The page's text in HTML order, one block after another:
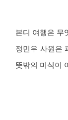
본디 여행은 무
정민우 사원은
뜻밖의 미식이